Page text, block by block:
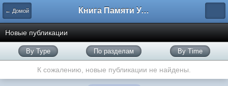
← Домой Книга Памяти Узбекистана
Новые публикации
By Type По разделам By Time
К сожалению, новые публикации не найдены.